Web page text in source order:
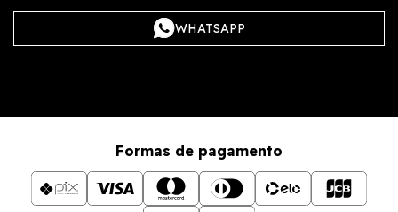
WHATSAPP
Formas de pagamento